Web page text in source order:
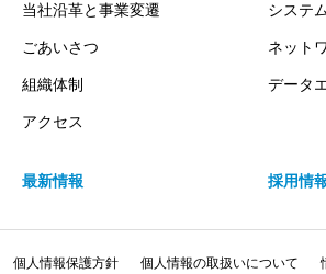
当社沿革と事業変遷
ごあいさつ
組織体制
アクセス
システ
ネット
データ
最新情報 採用情
個人情報保護方針 個人情報の取扱いについて